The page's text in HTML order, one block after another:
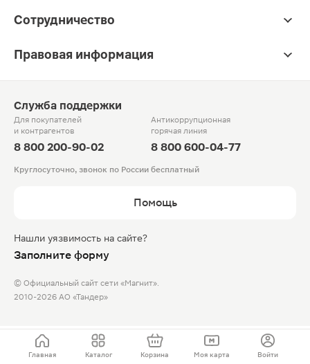
Сотрудничество
Правовая информация
Служба поддержки
Для покупателей
и контрагентов
8 800 200-90-02
Антикоррупционная
горячая линия
8 800 600-04-77
Круглосуточно, звонок по России бесплатный
Помощь
Нашли уязвимость на сайте?
Заполните форму
© Официальный сайт сети «Магнит».
2010-2026 АО «Тандер»
Главная Каталог Корзина Моя карта Войти